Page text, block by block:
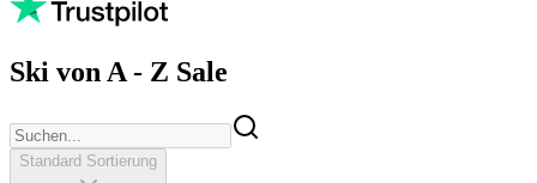
Ski von A - Z Sale
Standard Sortierung